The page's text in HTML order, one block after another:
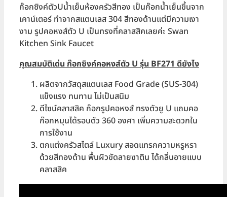
ก๊อกซิงค์ตัวUน้ำเย็นห้องครัวสีทอง เป็นก๊อกน้ำเย็นขึ้นจาก
เคาน์เตอร์ ทำจากสแตนเลส 304 สีทองด้านแต่มีความเงา
งาม รูปคอหงส์ตัว U เป็นทรงที่คลาสสิคเลยค่ะ Swan
Kitchen Sink Faucet
คุณสมบัติเด่น ก๊อกซิงค์คอหงส์ตัว U รุ่น BF271 ดียังไง
ผลิตจากวัสดุสแตนเลส Food Grade (SUS-304)
แข็งแรง ทนทาน ไม่เป็นสนิม
ดีไซน์คลาสสิค ก๊อกรูปคอหงส์ ทรงตัวยู U แถมคอ
ก๊อกหมุนได้รอบตัว 360 องศา เพิ่มความสะดวกใน
การใช้งาน
ตกแต่งครัวสไตล์ Luxury สอดแทรกความหรูหรา
ด้วยสีทองด้าน พื้นผิวขัดลายซาติน ได้กลิ่นอายแบบ
คลาสสิค